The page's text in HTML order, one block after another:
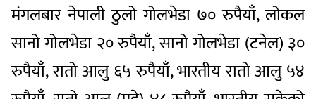
मंगलबार नेपाली ठुलो गोलभेडा ७० रुपैयाँ, लोकल
सानो गोलभेडा २० रुपैयाँ, सानो गोलभेडा (टनेल) ३०
रुपैयाँ, रातो आलु ६५ रुपैयाँ, भारतीय रातो आलु ५४